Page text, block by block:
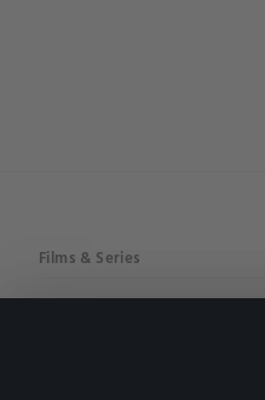
Films & Series